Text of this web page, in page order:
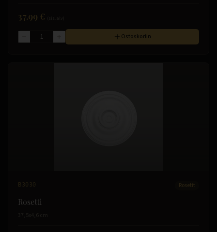
37.99 €
Ostoskoriin
B3030 Rosetit
Rosetti
37,5x4,6 cm